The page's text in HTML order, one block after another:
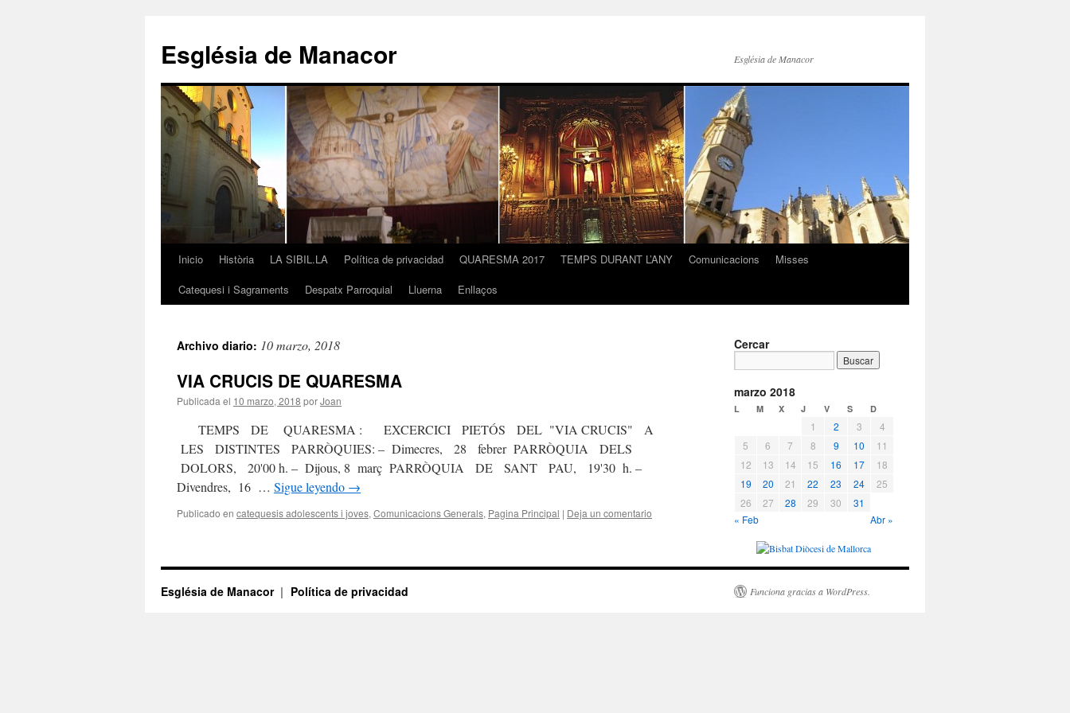
contenido
Església de Manacor Església de Manacor
Inicio Història LA SIBIL.LA Política de privacidad QUARESMA 2017 TEMPS DURANT L’ANY Comunicacions
Misses
Catequesi i Sagraments
Despatx Parroquial Lluerna Enllaços
Archivo diario: 10 marzo, 2018
VIA CRUCIS DE QUARESMA
Publicada el 10 marzo, 2018 porJoan
TEMPS DE QUARESMA : EXCERCICI PIETÓS DEL "VIA CRUCIS" A
LES DISTINTES PARRÒQUIES: – Dimecres, 28 febrer PARRÒQUIA DELS
DOLORS, 20'00 h. – Dijous, 8 març PARRÒQUIA DE SANT PAU, 19'30 h. –
Divendres, 16 … Sigue leyendo →
Publicado en catequesis adolescents i joves, Comunicacions Generals, Pagina Principal | Deja un comentario
Cercar
marzo 2018
L M X J V S D
1 2 3
4
5
6 7 8 9 10
11
12
13 14 15 16 17
18
19
20 21 22 23 24
25
26
27 28 29 30
31
« Feb
Abr »
Església de Manacor Política de privacidad Funciona gracias a WordPress.